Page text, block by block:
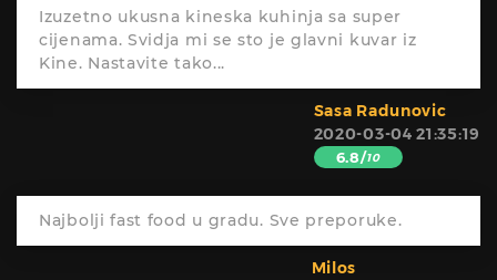
Izuzetno ukusna kineska kuhinja sa super
cijenama. Svidja mi se sto je glavni kuvar iz
Kine. Nastavite tako...
Sasa Radunovic
2020-03-04 21:35:19
6.8/10
Najbolji fast food u gradu. Sve preporuke.
Milos